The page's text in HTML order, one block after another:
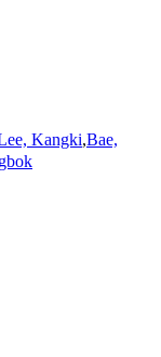
Kangki,Bae,